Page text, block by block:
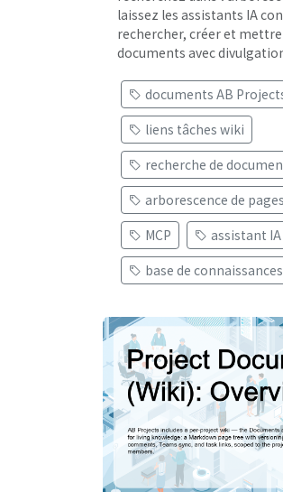
laissez les assistants IA
rechercher, créer et
documents avec
documents AB
liens tâches wiki
recherche de
arborescence de pages
MCP
assistant IA
base de connaissances